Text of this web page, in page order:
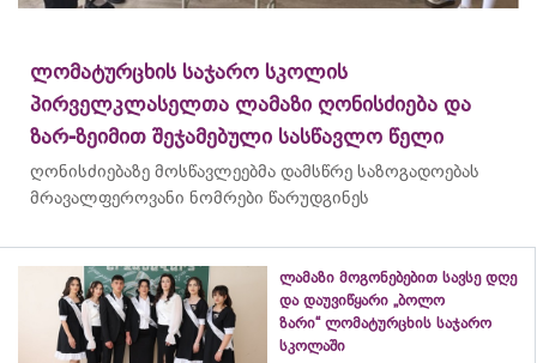
ლომატურცხის საჯარო სკოლის
პირველკლასელთა ლამაზი ღონისძიება და
ზარ-ზეიმით შეჯამებული სასწავლო წელი
ღონისძიებაზე მოსწავლეებმა დამსწრე საზოგადოებას
მრავალფეროვანი ნომრები წარუდგინეს
ლამაზი მოგონებებით სავსე დღე
და დაუვიწყარი „ბოლო
ზარი“ ლომატურცხის საჯარო
სკოლაში